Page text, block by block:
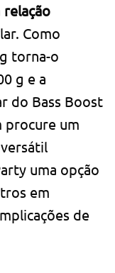
relação
Como
torna-o
g e a
do Bass Boost
procure um
uma opção
em
de